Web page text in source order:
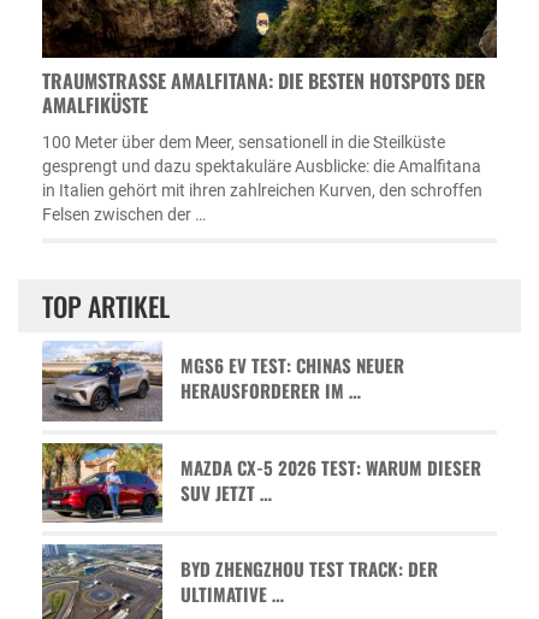
TRAUMSTRASSE AMALFITANA: DIE BESTEN HOTSPOTS DER A
MALFIKÜSTE
100 Meter über dem Meer, sensationell in die Steilküste
gesprengt und dazu spektakuläre Ausblicke: die Amalfitana
in Italien gehört mit ihren zahlreichen Kurven, den schroffen
Felsen zwischen der …
TOP ARTIKEL
MGS6 EV TEST: CHINAS NEUER
HERAUSFORDERER IM …
MAZDA CX-5 2026 TEST: WARUM DIESER
SUV JETZT …
BYD ZHENGZHOU TEST TRACK: DER
ULTIMATIVE …